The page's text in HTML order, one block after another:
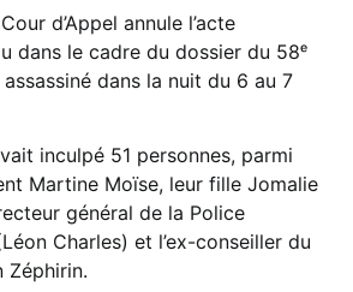
d’Appel annule l’acte
dans le cadre du dossier du 58ᵉ
dans la nuit du 6 au 7
inculpé 51 personnes, parmi
Martine Moïse, leur fille Jomalie
général de la Police
Charles) et l’ex-conseiller du
Zéphirin.